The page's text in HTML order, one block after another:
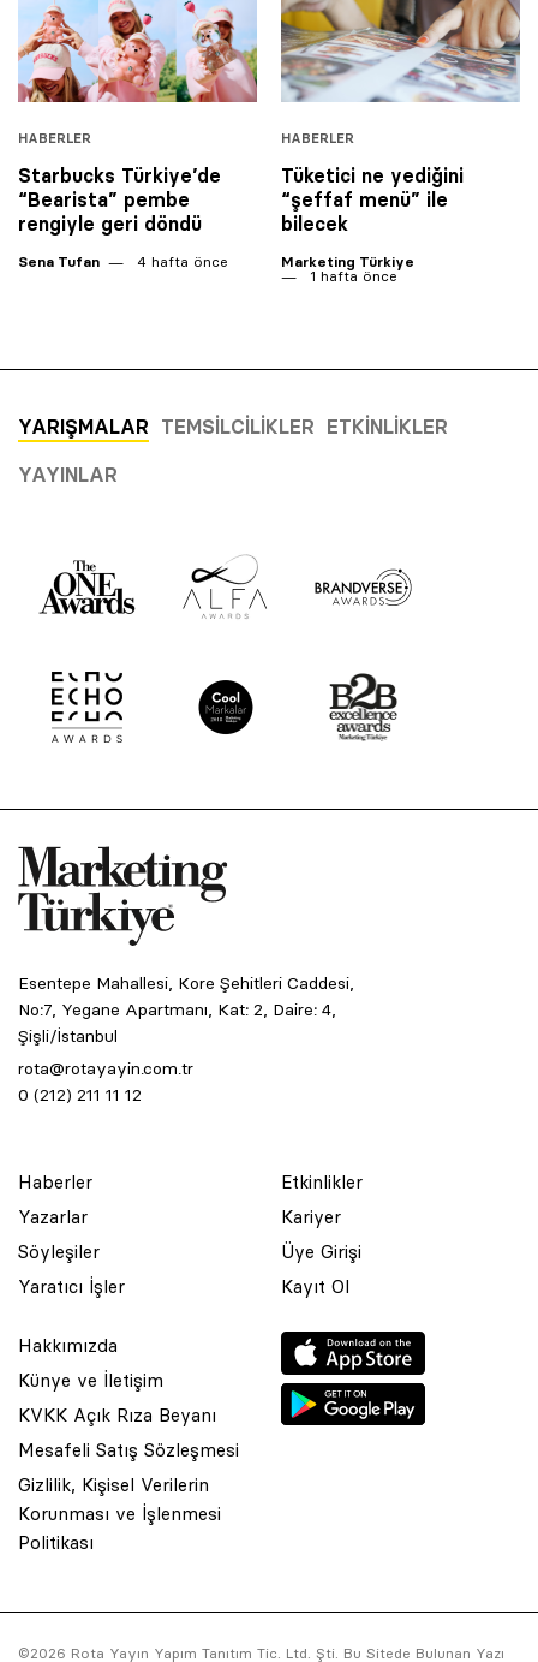
HABERLER
Starbucks Türkiye’de
“Bearista” pembe
rengiyle geri döndü
Sena Tufan 4 hafta önce
HABERLER
Tüketici ne yediğini
“şeffaf menü” ile
bilecek
Marketing Türkiye
1 hafta önce
YARIŞMALAR TEMSILCILIKLER ETKINLIKLER
YAYINLAR
Esentepe Mahallesi, Kore Şehitleri Caddesi,
No:7, Yegane Apartmanı, Kat: 2, Daire: 4,
Şişli/İstanbul
rota@rotayayin.com.tr
0 (212) 211 11 12
Haberler
Yazarlar
Söyleşiler
Yaratıcı İşler
Etkinlikler
Kariyer
Üye Girişi
Kayıt Ol
Hakkımızda
Künye ve İletişim
KVKK Açık Rıza Beyanı
Mesafeli Satış Sözleşmesi
Gizlilik, Kişisel Verilerin
Korunması ve İşlenmesi
Politikası
©2026 Rota Yayın Yapım Tanıtım Tic. Ltd. Şti. Bu Sitede Bulunan Yazı
© 2001 Rota Yayın Yapım Tanıtım Tic. Ltd. Şti. Bu Sitede Bulunan
Asquared WordPress Agencytarafından tasarlanmış ve